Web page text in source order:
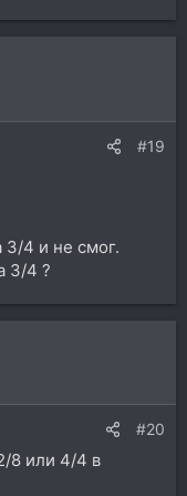
#19
3/4 и не смог.
3/4 ?
#20
8 или 4/4 в